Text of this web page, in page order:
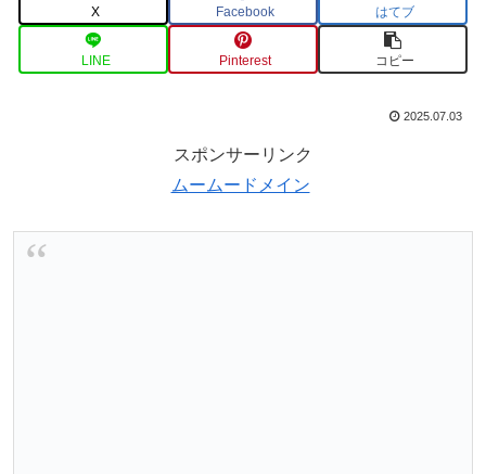
X Facebook はてブ
LINE Pinterest コピー
2025.07.03
スポンサーリンク
ムームードメイン